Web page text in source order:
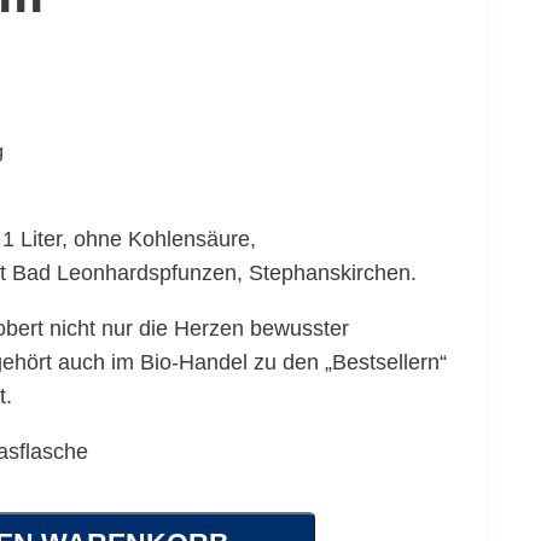
Liter, ohne Kohlensäure,
Bad Leonhardspfunzen, Stephanskirchen.
nicht nur die Herzen bewusster
auch im Bio-Handel zu den „Bestsellern“